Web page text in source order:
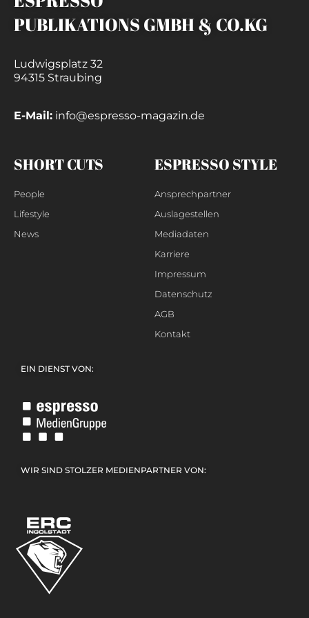
PUBLIKATIONS GMBH & CO.KG
Ludwigsplatz 32
94315 Straubing
E-Mail: info@espresso-magazin.de
SHORT CUTS
People
Lifestyle
News
ESPRESSO STYLE
Ansprechpartner
Auslagestellen
Mediadaten
Karriere
Impressum
Datenschutz
AGB
Kontakt
EIN DIENST VON:
WIR SIND STOLZER MEDIENPARTNER VON: